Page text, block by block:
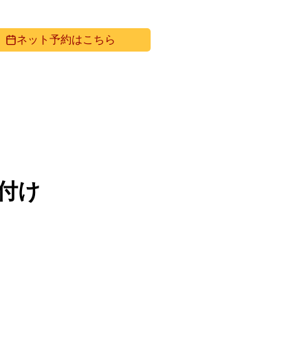
ネット予約はこちら
け